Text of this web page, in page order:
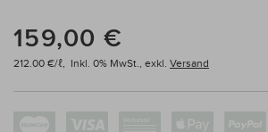
159,00 €
Inkl. 0% MwSt., exkl. Versand
212.00 €/ℓ,